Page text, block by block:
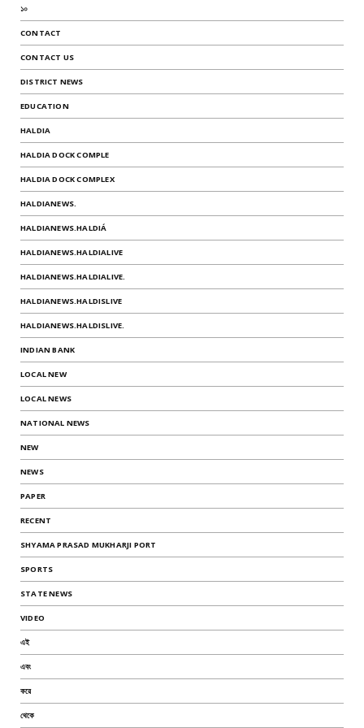
১০
CONTACT
CONTACT US
DISTRICT NEWS
EDUCATION
HALDIA
HALDIA DOCK COMPLE
HALDIA DOCK COMPLEX
HALDIANEWS.
HALDIANEWS.HALDIÁ
HALDIANEWS.HALDIALIVE
HALDIANEWS.HALDIALIVE.
HALDIANEWS.HALDISLIVE
HALDIANEWS.HALDISLIVE.
INDIAN BANK
LOCAL NEW
LOCAL NEWS
NATIONAL NEWS
NEW
NEWS
PAPER
RECENT
SHYAMA PRASAD MUKHARJI PORT
SPORTS
STATE NEWS
VIDEO
এই
এবং
করে
থেকে